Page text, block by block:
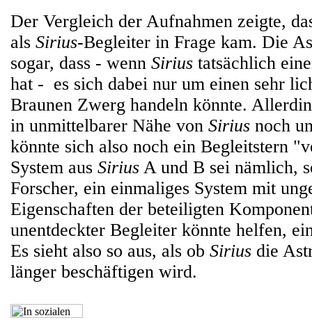
Der Vergleich der Aufnahmen zeigte,
als Sirius-Begleiter in Frage kam. Die
sogar, dass - wenn Sirius tatsächlich
hat - es sich dabei nur um einen sehr
Braunen Zwerg handeln könnte.
in unmittelbarer Nähe von Sirius noch
könnte sich also noch ein Begleitstern
System aus Sirius A und B sei nämlich,
Forscher, ein einmaliges System mit
Eigenschaften der beteiligten
unentdeckter Begleiter könnte helfen,
Es sieht also so aus, als ob Sirius die
länger beschäftigen wird.